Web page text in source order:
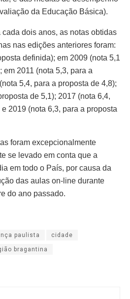
da Educação Básica).
dois anos, as notas obtidas
nas edições anteriores foram:
definida); em 2009 (nota 5,1
em 2011 (nota 5,3, para a
5,4, para a proposta de 4,8);
de 5,1); 2017 (nota 6,4,
2019 (nota 6,3, para a proposta
foram excepcionalmente
se levado em conta que a
em todo o País, por causa da
das aulas on-line durante
do ano passado.
paulista cidade
bragantina